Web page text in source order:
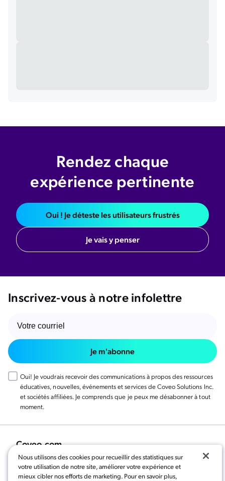
Rendez chaque
expérience pertinente
Oui ! Je déteste les utilisateurs frustrés
Je vais y penser
Inscrivez-vous à notre infolettre
Je m'abonne
Oui! Je voudrais recevoir des communications à propos des ressources
éducatives, nouvelles, événements et services de Coveo Solutions Inc.
et sociétés affiliées. Je comprends que je peux me désabonner à tout
moment.
Coveo.com
Nous utilisons des cookies pour recueillir des statistiques sur
votre utilisation de notre site, améliorer votre expérience et
mieux cibler nos efforts de marketing. Pour en savoir plus,